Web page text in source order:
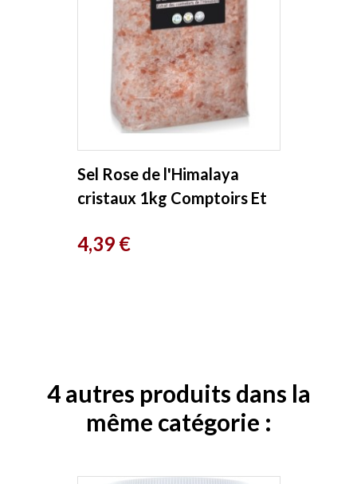
Sel Rose de l'Himalaya
cristaux 1kg Comptoirs Et
Prix
4,39 €
4 autres produits dans la
même catégorie :